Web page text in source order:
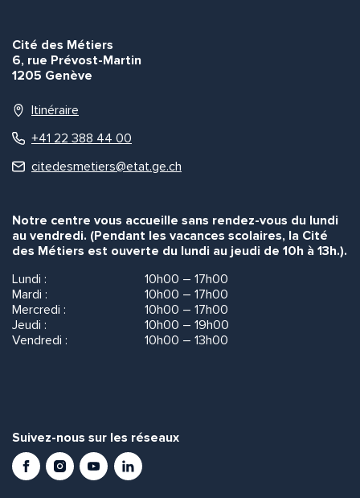
Cité des Métiers
6, rue Prévost-Martin
1205 Genève
Itinéraire
+41 22 388 44 00
citedesmetiers@etat.ge.ch
Notre centre vous accueille sans rendez-vous du lundi
au vendredi. (Pendant les vacances scolaires, la Cité
des Métiers est ouverte du lundi au jeudi de 10h à 13h.).
Lundi :
10h00 – 17h00
Mardi :
10h00 – 17h00
Mercredi :
10h00 – 17h00
Jeudi :
10h00 – 19h00
Vendredi :
10h00 – 13h00
Suivez-nous sur les réseaux
FacebookInstagramYoutubeLinkedIn